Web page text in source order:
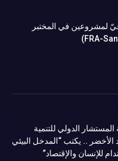
لمشروعين في المختبر
الدولي للتنمية
الأخضر .. يكتب “المدخل البيئي
للإنسان والإقتصاد”